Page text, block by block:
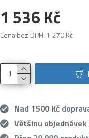
1 536 Kč
Cena bez DPH: 1 270 Kč
Nad 1500 Kč
Většinu